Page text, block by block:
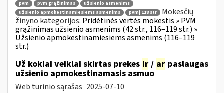
pvm pvm grąžinimas
užsienio asmenims
užsienio apmokestinamiesiems asmenims
pvmį 118 str
Mokesčių
žinyno kategorijos: Pridėtinės vertės mokestis » PVM
grąžinimas užsienio asmenims (42 str., 116–119 str.) »
Užsienio apmokestinamiesiems asmenims (116–119
str.)
Už kokiai veiklai skirtas prekes ir / ar paslaugas
užsienio apmokestinamasis asmuo
Web turinio sąrašas 2025-07-10